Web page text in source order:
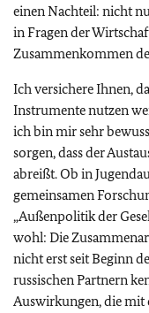
einen Nachteil: nicht
in Fragen der
Zusammenkommen
Ich versichere Ihnen,
Instrumente nutzen
ich bin mir sehr
sorgen, dass der
abreißt. Ob in
gemeinsamen
„Außenpolitik der
wohl: Die
nicht erst seit Beginn
russischen Partnern
Auswirkungen, die mit